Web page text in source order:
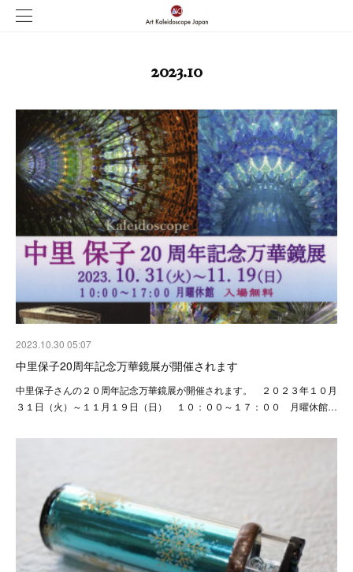
2023.10
2023.10.30 05:07
中里保子20周年記念万華鏡展が開催されます
中里保子さんの２０周年記念万華鏡展が開催されます。 ２０２３年１０月
３１日（火）～１１月１９日（日） １０：００～１７：００ 月曜休館…